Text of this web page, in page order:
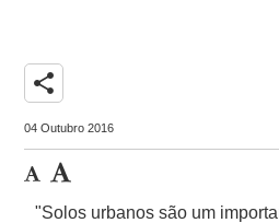
share
04 Outubro 2016
"Solos urbanos são um